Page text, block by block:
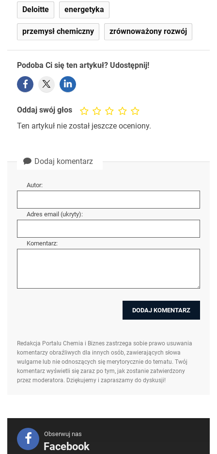
Deloitte energetyka
przemysł chemiczny zrównoważony rozwój
Podoba Ci się ten artykuł? Udostępnij!
Oddaj swój głos
Ten artykuł nie został jeszcze oceniony.
Dodaj komentarz
Autor:
Adres email (ukryty):
Komentarz:
Redakcja Portalu Chemia i Biznes zastrzega sobie prawo usuwania
komentarzy obraźliwych dla innych osób, zawierających słowa
wulgarne lub nie odnoszących się merytorycznie do tematu. Twój
komentarz wyświetli się zaraz po tym, jak zostanie zatwierdzony
przez moderatora. Dziękujemy i zapraszamy do dyskusji!
Obserwuj nas
Facebook